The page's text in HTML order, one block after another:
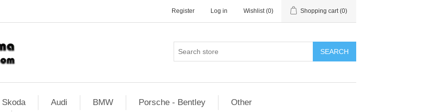
Register Log in Wishlist (0) Shopping cart (0)
SEARCH
Skoda Audi BMW Porsche - Bentley
Other